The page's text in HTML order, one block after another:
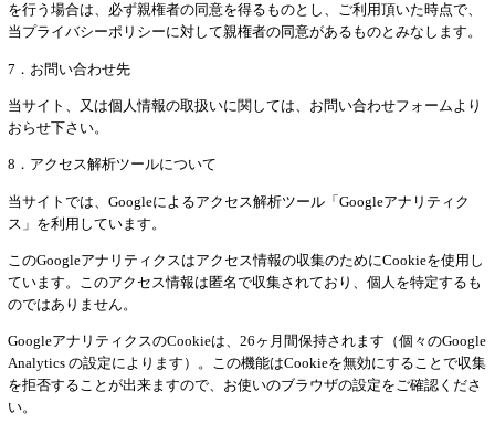
を行う場合は、必ず親権者の同意を得るものとし、ご利用頂いた時点で、
当プライバシーポリシーに対して親権者の同意があるものとみなします。
7．お問い合わせ先
当サイト、又は個人情報の取扱いに関しては、お問い合わせフォームより
おらせ下さい。
8．アクセス解析ツールについて
当サイトでは、Googleによるアクセス解析ツール「Googleアナリティク
ス」を利用しています。
このGoogleアナリティクスはアクセス情報の収集のためにCookieを使用し
ています。このアクセス情報は匿名で収集されており、個人を特定するも
のではありません。
GoogleアナリティクスのCookieは、26ヶ月間保持されます（個々のGoogle
Analytics の設定によります）。この機能はCookieを無効にすることで収集
を拒否することが出来ますので、お使いのブラウザの設定をご確認くださ
い。